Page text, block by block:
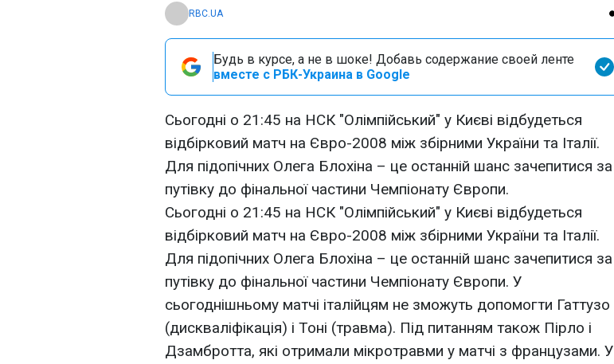
RBC.UA
Будь в курсе, а не в шоке! Добавь содержание своей ленте
вместе с РБК-Украина в Google
Сьогодні о 21:45 на НСК "Олімпійський" у Києві відбудеться
відбірковий матч на Євро-2008 між збірними України та Італії.
Для підопічних Олега Блохіна – це останній шанс зачепитися за
путівку до фінальної частини Чемпіонату Європи.
Сьогодні о 21:45 на НСК "Олімпійський" у Києві відбудеться
відбірковий матч на Євро-2008 між збірними України та Італії.
Для підопічних Олега Блохіна – це останній шанс зачепитися за
путівку до фінальної частини Чемпіонату Європи. У
сьогоднішньому матчі італійцям не зможуть допомогти Гаттузо
(дискваліфікація) і Тоні (травма). Під питанням також Пірло і
Дзамбротта, які отримали мікротравми у матчі з французами. У